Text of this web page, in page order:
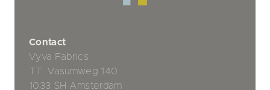
Contact
Vyva Fabrics
TT. Vasumweg 140
1033 SH Amsterdam